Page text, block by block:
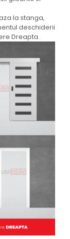
la stanga,
deschiderii
Dreapta.